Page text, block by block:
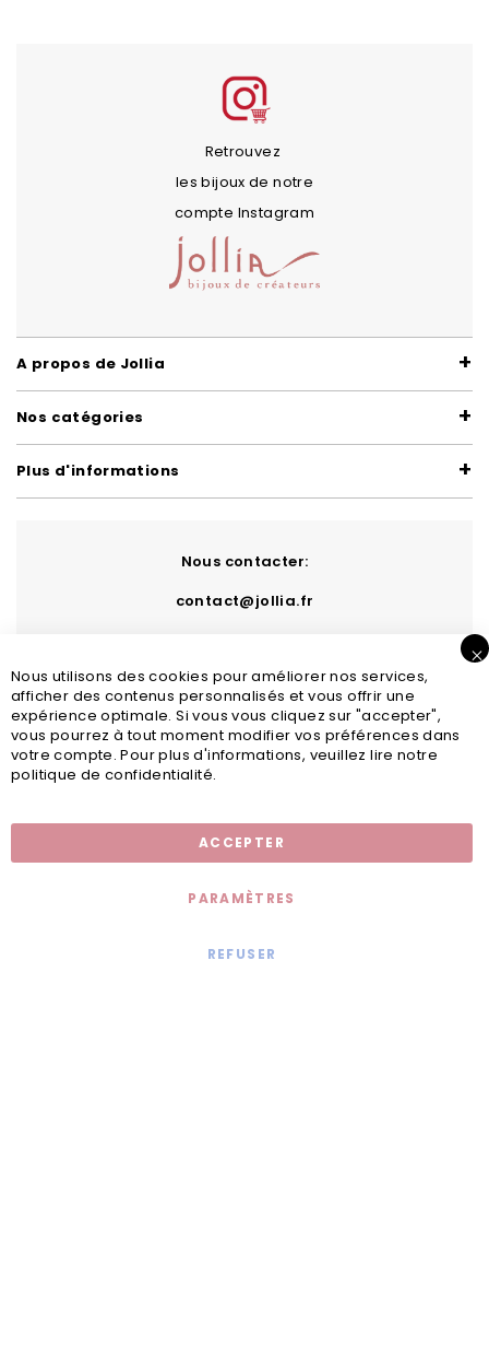
Retrouvez
les bijoux de notre
compte Instagram
A propos de Jollia
Nos catégories
Plus d'informations
Nous contacter:
contact@jollia.fr
Nous utilisons des cookies pour améliorer nos services,
afficher des contenus personnalisés et vous offrir une
expérience optimale. Si vous vous cliquez sur "accepter",
vous pourrez à tout moment modifier vos préférences dans
votre compte. Pour plus d'informations, veuillez lire notre
politique de confidentialité.
ACCEPTER
PARAMÈTRES
REFUSER